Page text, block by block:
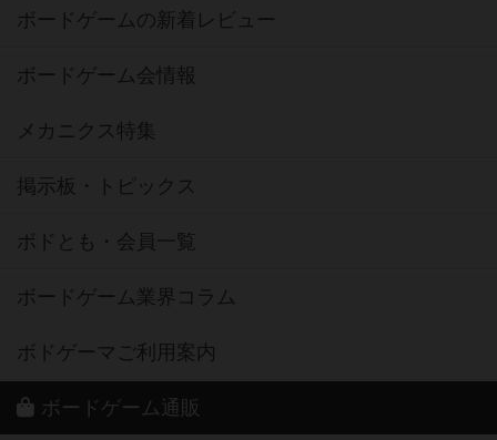
ボードゲームの新着レビュー
ボードゲーム会情報
メカニクス特集
掲示板・トピックス
ボドとも・会員一覧
ボードゲーム業界コラム
ボドゲーマご利用案内
ボードゲーム通販